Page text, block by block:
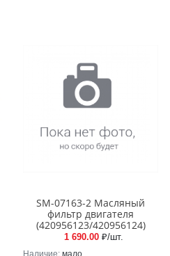
SM-07163-2 Масляный
фильтр двигателя
(420956123/420956124)
1 690.00 ₽/шт.
Наличие: мало